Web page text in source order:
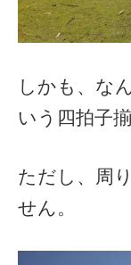
しかも、な
いう四拍子
ただし、周
せん。